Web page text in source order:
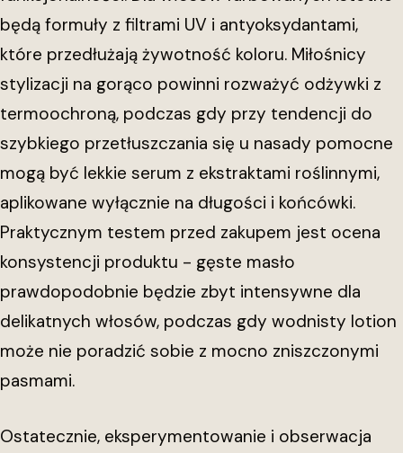
będą formuły z filtrami UV i antyoksydantami,
które przedłużają żywotność koloru. Miłośnicy
stylizacji na gorąco powinni rozważyć odżywki z
termoochroną, podczas gdy przy tendencji do
szybkiego przetłuszczania się u nasady pomocne
mogą być lekkie serum z ekstraktami roślinnymi,
aplikowane wyłącznie na długości i końcówki.
Praktycznym testem przed zakupem jest ocena
konsystencji produktu - gęste masło
prawdopodobnie będzie zbyt intensywne dla
delikatnych włosów, podczas gdy wodnisty lotion
może nie poradzić sobie z mocno zniszczonymi
pasmami.
Ostatecznie, eksperymentowanie i obserwacja